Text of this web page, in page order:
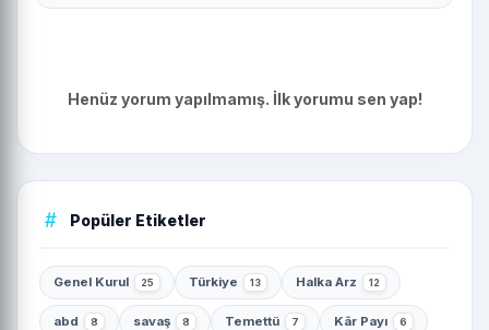
Henüz yorum yapılmamış. İlk yorumu sen yap!
Popüler Etiketler
Genel Kurul 25 Türkiye 13 Halka Arz 12
abd 8 savaş 8 Temettü 7 Kâr Payı 6